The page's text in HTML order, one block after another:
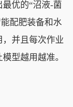
优的“沼液-菌
配肥装备和水
并且每次作业
型越用越准。